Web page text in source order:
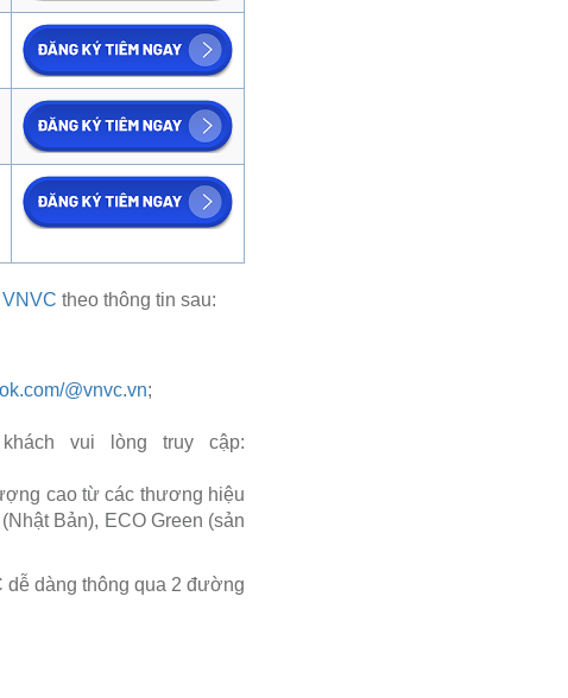
VNVC theo thông tin sau:
@vnvc.vn;
vui lòng truy cập:
cao từ các thương hiệu
Bản), ECO Green (sản
dễ dàng thông qua 2 đường